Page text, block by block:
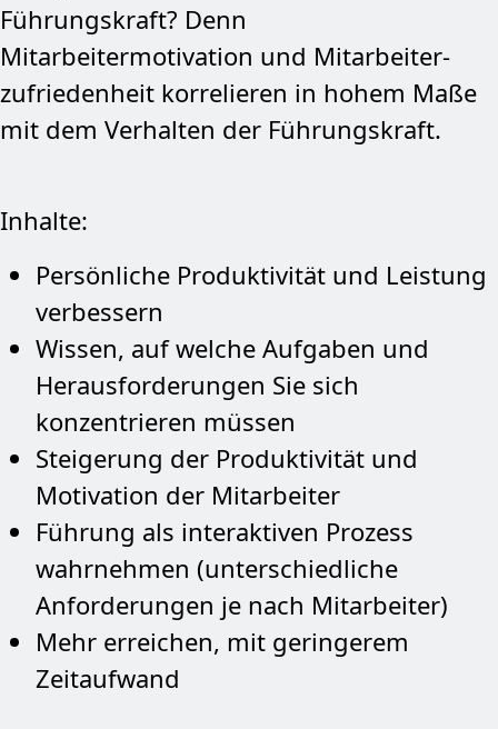
Führungskraft? Denn
Mitarbeitermotivation und Mitarbeiter­
zufriedenheit korrelieren in hohem Maße
mit dem Verhalten der Führungskraft.
Inhalte:
Persönliche Produktivität und Leistung
verbessern
Wissen, auf welche Aufgaben und
Herausforderungen Sie sich
konzentrieren müssen
Steigerung der Produktivität und
Motivation der Mitarbeiter
Führung als interaktiven Prozess
wahrnehmen (unterschiedliche
Anforderungen je nach Mitarbeiter)
Mehr erreichen, mit geringerem
Zeitaufwand